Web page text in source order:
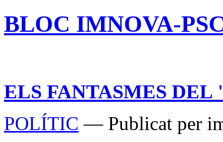
BLOC IMNOVA-
ELS FANTASMES
POLÍTIC — Publicat per